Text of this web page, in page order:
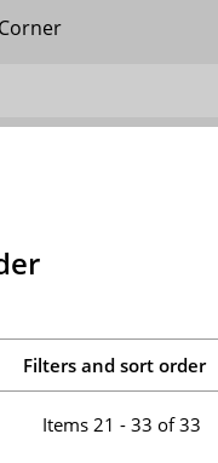
Filters and sort order
Items 21 - 33 of 33